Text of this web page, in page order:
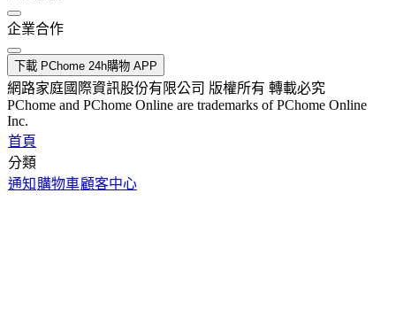
企業合作
下載 PChome 24h購物 APP
網路家庭國際資訊股份有限公司 版權所有 轉載必究
PChome and PChome Online are trademarks of PChome Online
Inc.
首頁
分類
通知 購物車顧客中心